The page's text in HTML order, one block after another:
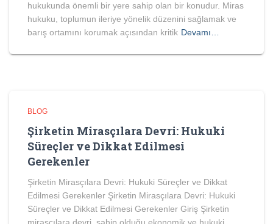
hukukunda önemli bir yere sahip olan bir konudur. Miras
hukuku, toplumun ileriye yönelik düzenini sağlamak ve
barış ortamını korumak açısından kritik Devamı…
BLOG
Şirketin Mirasçılara Devri: Hukuki
Süreçler ve Dikkat Edilmesi
Gerekenler
Şirketin Mirasçılara Devri: Hukuki Süreçler ve Dikkat
Edilmesi Gerekenler Şirketin Mirasçılara Devri: Hukuki
Süreçler ve Dikkat Edilmesi Gerekenler Giriş Şirketin